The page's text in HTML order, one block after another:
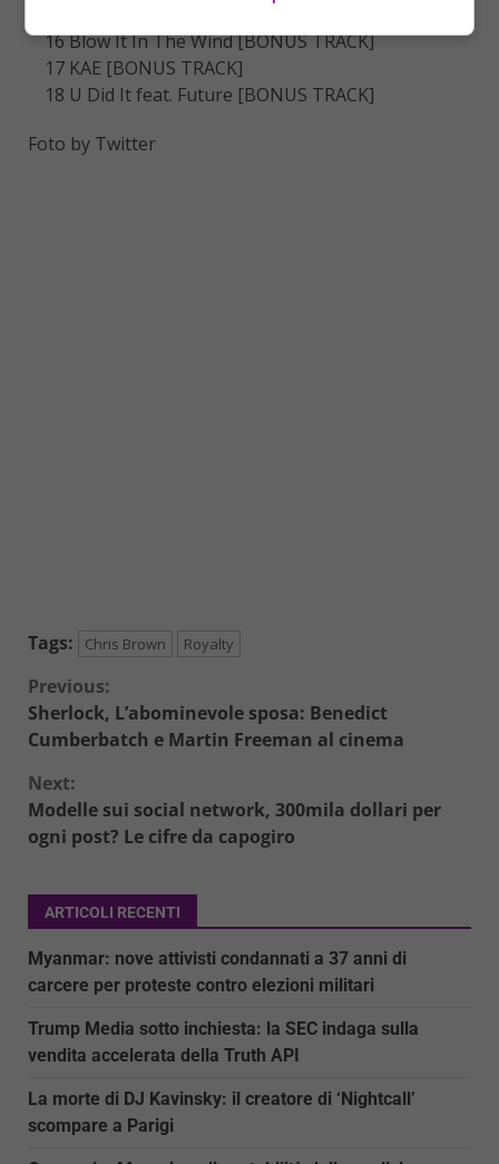
16 Blow It In The Wind [BONUS TRACK]
17 KAE [BONUS TRACK]
18 U Did It feat. Future [BONUS TRACK]
Foto by Twitter
Tags: Chris Brown Royalty
Continue
Reading
Previous:
Sherlock, L’abominevole sposa: Benedict
Cumberbatch e Martin Freeman al cinema
Next:
Modelle sui social network, 300mila dollari per
ogni post? Le cifre da capogiro
ARTICOLI RECENTI
Myanmar: nove attivisti condannati a 37 anni di
carcere per proteste contro elezioni militari
Trump Media sotto inchiesta: la SEC indaga sulla
vendita accelerata della Truth API
La morte di DJ Kavinsky: il creatore di ‘Nightcall’
scompare a Parigi